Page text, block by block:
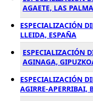
AGAETE, LAS
ESPECIALIZACIÓN
LLEIDA, ESPAÑA
ESPECIALIZACIÓN
AGINAGA,
ESPECIALIZACIÓN
AGIRRE-APERRIBAI,